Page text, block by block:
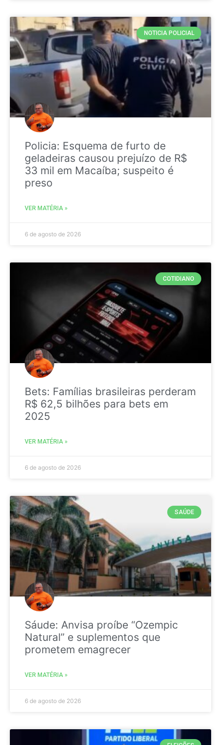
NOTICIA POLICIAL
Policia: Esquema de furto de
geladeiras causou prejuízo de R$
33 mil em Macaíba; suspeito é
preso
VER MATÉRIA »
6 de agosto de 2026
COTIDIANO
Bets: Famílias brasileiras perderam
R$ 62,5 bilhões para bets em
2025
VER MATÉRIA »
6 de agosto de 2026
SAÚDE
Sáude: Anvisa proíbe “Ozempic
Natural” e suplementos que
prometem emagrecer
VER MATÉRIA »
6 de agosto de 2026